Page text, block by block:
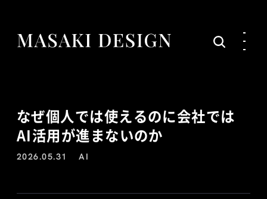
なぜ個人では使えるのに会社では
AI活用が進まないのか
2026.05.31 AI